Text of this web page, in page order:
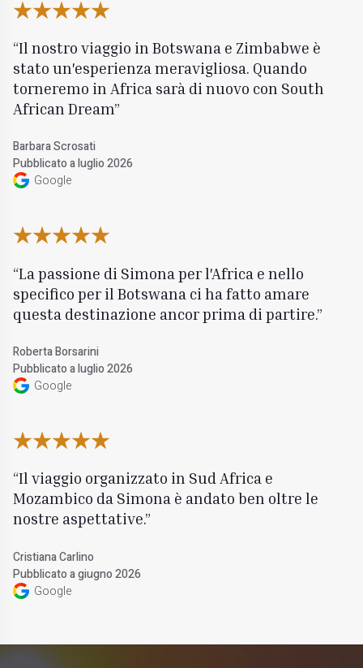
Il nostro viaggio in Botswana e Zimbabwe è
stato un'esperienza meravigliosa. Quando
torneremo in Africa sarà di nuovo con South
African Dream
Barbara Scrosati
Pubblicato a luglio 2026
Google
La passione di Simona per l'Africa e nello
specifico per il Botswana ci ha fatto amare
questa destinazione ancor prima di partire.
Roberta Borsarini
Pubblicato a luglio 2026
Google
Il viaggio organizzato in Sud Africa e
Mozambico da Simona è andato ben oltre le
nostre aspettative.
Cristiana Carlino
Pubblicato a giugno 2026
Google